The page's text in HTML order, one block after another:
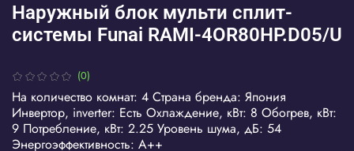
(0)
Наружный блок мульти сплит-
системы Funai RAMI-4OR80HP.D05/U
На количество комнат: 4 Страна бренда: Япония
Инвертор, inverter: Есть Охлаждение, кВт: 8 Обогрев, кВт:
9 Потребление, кВт: 2.25 Уровень шума, дБ: 54
Энергоэффективность: A++